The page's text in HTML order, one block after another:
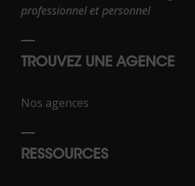
professionnel et personnel
TROUVEZ UNE AGENCE
Nos agences
RESSOURCES